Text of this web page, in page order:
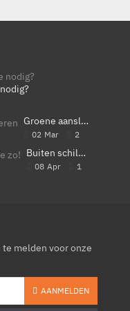
Groene aanslag verwijderen
02 Mar 2
Buiten schilderen, doe je zo!
08 Apr 1
melden voor onze
AANMELDEN